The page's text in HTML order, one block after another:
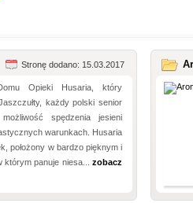
Stronę dodano: 15.03.2017
Opieki Husaria, który
każdy polski senior
spędzenia jesieni
warunkach. Husaria
położony w bardzo pięknym i
którym panuje niesa... zobacz